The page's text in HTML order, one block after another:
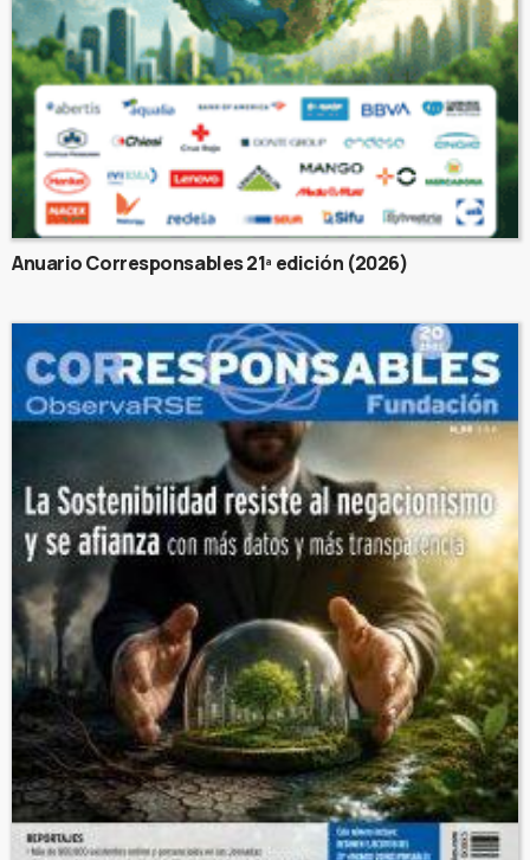
Anuario Corresponsables 21ª edición (2026)